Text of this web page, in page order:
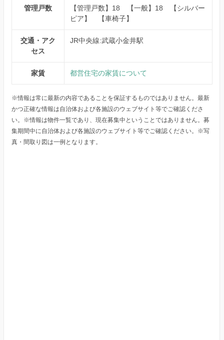
管理戸数
【管理戸数】18 【一般】18 【シルバー
ピア】 【車椅子】
交通・アク
セス
JR中央線:武蔵小金井駅
家賃 都営住宅の家賃について
※情報は常に最新の内容であることを保証するものではありません。最新
かつ正確な情報は自治体および各施設のウェブサイト等でご確認くださ
い。※情報は物件一覧であり、現在募集中ということではありません。募
集期間中に自治体および各施設のウェブサイト等でご確認ください。※写
真・間取り図は一例となります。